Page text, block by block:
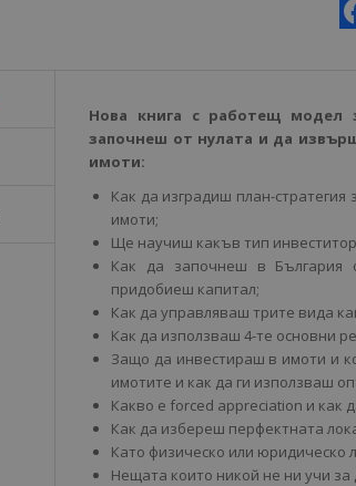
Нова книга с работещ модел
започнеш от нулата и да
имоти:
Как да изградиш план-
имоти;
Ще научиш какъв тип инвеститор
Как да започнеш в България
придобиеш капитал;
Как да управляваш трите вида
Как да използваш 4-те основни
Защо да инвестираш в имоти и
имотите и как да ги използваш
Какво е forced appreciation и как
Как да избереш перфектната
Като физическо или юридическо
Нещата които никой не ни учи